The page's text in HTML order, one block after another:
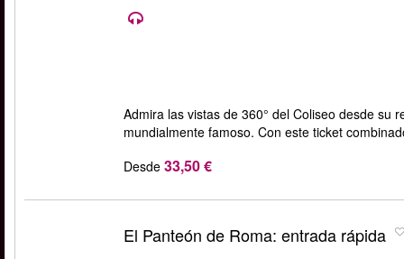
Admira las vistas de 360° del Coliseo desde su
mundialmente famoso. Con este ticket
Desde 33,50 €
El Panteón de Roma: entrada rápida